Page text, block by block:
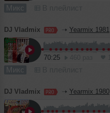
Микс
DJ Vladmix ➝ Yearmix 1981
70:25
Микс
DJ Vladmix ➝ Yearmix 1980